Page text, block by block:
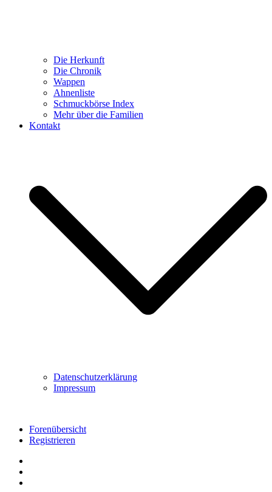
Die Herkunft
Die Chronik
Wappen
Ahnenliste
Schmuckbörse Index
Mehr über die Familien
Kontakt
Datenschutzerklärung
Impressum
Forenübersicht
Registrieren